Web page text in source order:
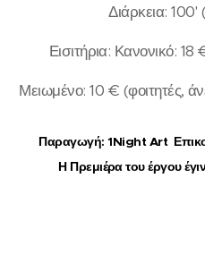
Διάρκεια: 100'
Εισιτήρια: Κανονικό:
Μειωμένο: 10 € (φοιτητές,
Παραγωγή: 1Night Art
Η Πρεμιέρα του έργου